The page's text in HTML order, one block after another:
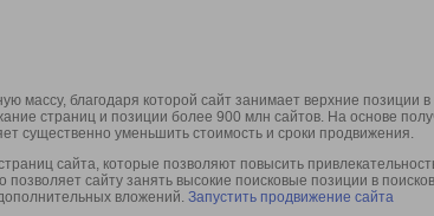
массу, благодаря которой сайт занимает верхние
страниц и позиции более 900 млн сайтов. На основе
существенно уменьшить стоимость и сроки продвижения.
сайта, которые позволяют повысить
сайту занять высокие поисковые позиции в
вложений. Запустить продвижение сайта